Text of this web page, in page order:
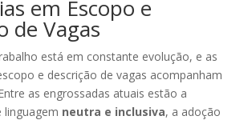
em Escopo e
de Vagas
está em constante evolução, e as
e descrição de vagas acompanham
as engrossadas atuais estão a
linguagem neutra e inclusiva, a adoção